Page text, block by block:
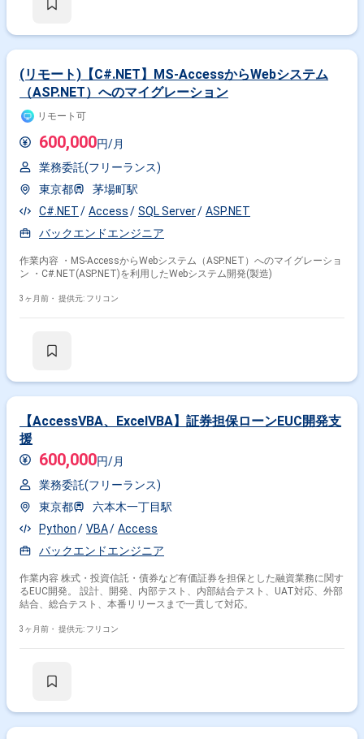
(リモート)【C#.NET】MS-AccessからWebシステム
（ASP.NET）へのマイグレーション
リモート可
600,000円/月
業務委託(フリーランス)
東京都
茅場町駅
C#.NET
Access SQL Server
ASP.NET
バックエンドエンジニア
作業内容 ・MS-AccessからWebシステム（ASP.NET）へのマイグレーショ
ン ・C#.NET(ASP.NET)を利用したWebシステム開発(製造)
3ヶ月前・ 提供元: フリコン
【AccessVBA、ExcelVBA】証券担保ローンEUC開発支
援
600,000円/月
業務委託(フリーランス)
東京都
六本木一丁目駅
Python
VBA
Access
バックエンドエンジニア
作業内容 株式・投資信託・債券など有価証券を担保とした融資業務に関す
るEUC開発。 設計、開発、内部テスト、内部結合テスト、UAT対応、外部
結合、総合テスト、本番リリースまで一貫して対応。
3ヶ月前・ 提供元: フリコン